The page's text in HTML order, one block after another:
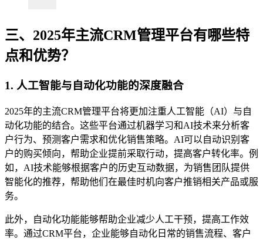
三、2025年主流CRM管理平台有哪些特
点和优势？
1. 人工智能与自动化功能的深度融合
2025年的主流CRM管理平台将更加注重人工智能（AI）与自
动化功能的结合。这些平台通过机器学习和AI技术来分析客
户行为、预测客户需求和优化销售策略。AI可以自动识别客
户的购买倾向，帮助企业提前采取行动，提高客户转化率。例
如，AI技术能够根据客户的历史互动数据，为销售团队提供
智能化的推荐，帮助他们在最佳时机向客户推销相关产品或服
务。
此外，自动化功能能够帮助企业减少人工干预，提高工作效
率。通过CRM平台，企业能够自动化日常的销售流程、客户